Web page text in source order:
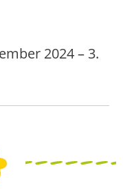
2024– 3.